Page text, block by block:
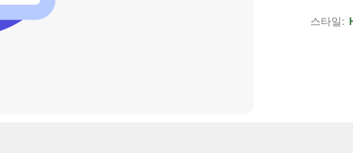
스타일: